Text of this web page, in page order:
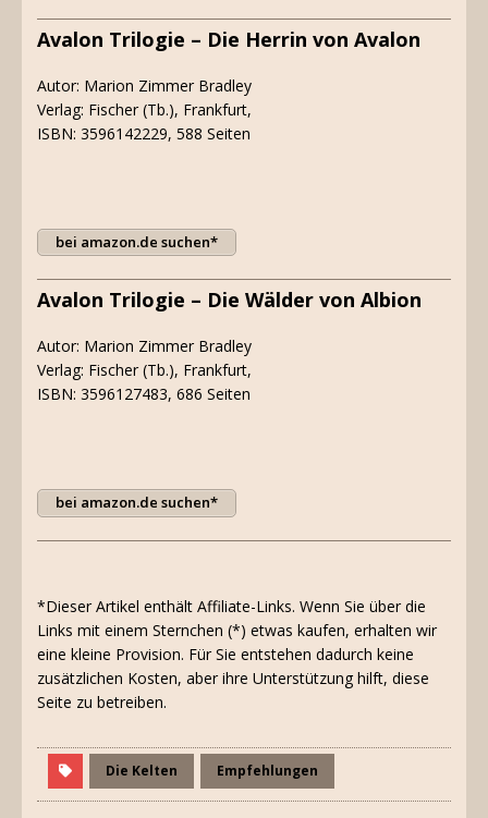
Avalon Trilogie – Die Herrin von Avalon
Autor: Marion Zimmer Bradley
Verlag: Fischer (Tb.), Frankfurt,
ISBN: 3596142229, 588 Seiten
bei amazon.de suchen*
Avalon Trilogie – Die Wälder von Albion
Autor: Marion Zimmer Bradley
Verlag: Fischer (Tb.), Frankfurt,
ISBN: 3596127483, 686 Seiten
bei amazon.de suchen*
*Dieser Artikel enthält Affiliate-Links. Wenn Sie über die
Links mit einem Sternchen (*) etwas kaufen, erhalten wir
eine kleine Provision. Für Sie entstehen dadurch keine
zusätzlichen Kosten, aber ihre Unterstützung hilft, diese
Seite zu betreiben.
Die Kelten Empfehlungen